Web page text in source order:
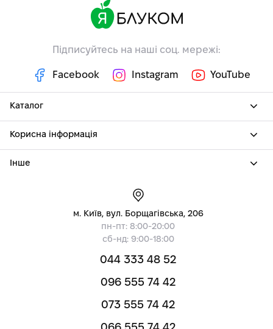
Підписуйтесь на наші соц. мережі:
Facebook Instagram YouTube
Каталог
Корисна інформація
Інше
м. Київ, вул. Борщагівська, 206
пн-пт: 8:00-20:00
сб-нд: 9:00-18:00
044 333 48 52
096 555 74 42
073 555 74 42